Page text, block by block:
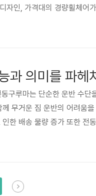
인, 가격대의 경량휠체어
고자, 객관적인 정보와 실제
과 의미를 파헤
구루마는 단순한 운반 수단
무거운 짐 운반의 어려움
한 배송 물량 증가 또한 전
택의 폭 또한 넓어지고 있습